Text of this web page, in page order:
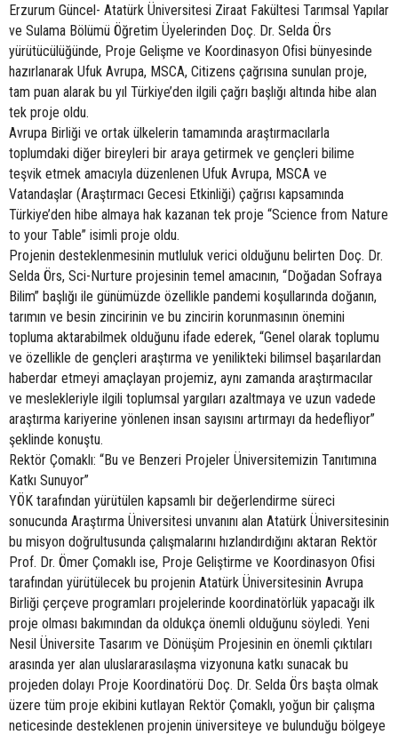
Erzurum Güncel- Atatürk Üniversitesi Ziraat Fakültesi Tarımsal Yapılar
ve Sulama Bölümü Öğretim Üyelerinden Doç. Dr. Selda Örs
yürütücülüğünde, Proje Gelişme ve Koordinasyon Ofisi bünyesinde
hazırlanarak Ufuk Avrupa, MSCA, Citizens çağrısına sunulan proje,
tam puan alarak bu yıl Türkiye’den ilgili çağrı başlığı altında hibe alan
tek proje oldu.
Avrupa Birliği ve ortak ülkelerin tamamında araştırmacılarla
toplumdaki diğer bireyleri bir araya getirmek ve gençleri bilime
teşvik etmek amacıyla düzenlenen Ufuk Avrupa, MSCA ve
Vatandaşlar (Araştırmacı Gecesi Etkinliği) çağrısı kapsamında
Türkiye’den hibe almaya hak kazanan tek proje “Science from Nature
to your Table” isimli proje oldu.
Projenin desteklenmesinin mutluluk verici olduğunu belirten Doç. Dr.
Selda Örs, Sci-Nurture projesinin temel amacının, “Doğadan Sofraya
Bilim” başlığı ile günümüzde özellikle pandemi koşullarında doğanın,
tarımın ve besin zincirinin ve bu zincirin korunmasının önemini
topluma aktarabilmek olduğunu ifade ederek, “Genel olarak toplumu
ve özellikle de gençleri araştırma ve yenilikteki bilimsel başarılardan
haberdar etmeyi amaçlayan projemiz, aynı zamanda araştırmacılar
ve meslekleriyle ilgili toplumsal yargıları azaltmaya ve uzun vadede
araştırma kariyerine yönlenen insan sayısını artırmayı da hedefliyor”
şeklinde konuştu.
Rektör Çomaklı: “Bu ve Benzeri Projeler Üniversitemizin Tanıtımına
Katkı Sunuyor”
YÖK tarafından yürütülen kapsamlı bir değerlendirme süreci
sonucunda Araştırma Üniversitesi unvanını alan Atatürk Üniversitesinin
bu misyon doğrultusunda çalışmalarını hızlandırdığını aktaran Rektör
Prof. Dr. Ömer Çomaklı ise, Proje Geliştirme ve Koordinasyon Ofisi
tarafından yürütülecek bu projenin Atatürk Üniversitesinin Avrupa
Birliği çerçeve programları projelerinde koordinatörlük yapacağı ilk
proje olması bakımından da oldukça önemli olduğunu söyledi. Yeni
Nesil Üniversite Tasarım ve Dönüşüm Projesinin en önemli çıktıları
arasında yer alan uluslararasılaşma vizyonuna katkı sunacak bu
projeden dolayı Proje Koordinatörü Doç. Dr. Selda Örs başta olmak
üzere tüm proje ekibini kutlayan Rektör Çomaklı, yoğun bir çalışma
neticesinde desteklenen projenin üniversiteye ve bulunduğu bölgeye